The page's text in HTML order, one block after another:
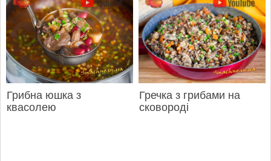
Грибна юшка з
квасолею
Гречка з грибами на
сковороді